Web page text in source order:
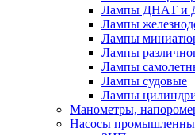
Лампы ДНАТ и
Лампы
Лампы
Лампы
Лампы
Лампы судовые
Лампы
Манометры,
Насосы